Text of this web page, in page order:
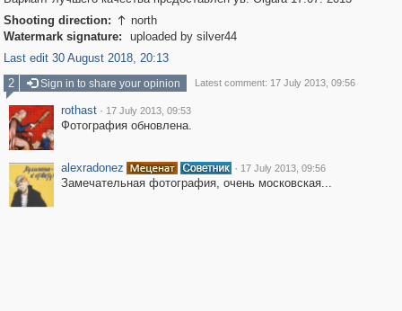
Shooting direction:  north
Watermark signature:
uploaded by silver44
Last edit 30 August 2018, 20:13
2
Sign in to share your opinion Latest comment: 17 July 2013, 09:56
rothast · 17 July 2013, 09:53
Фотография обновлена.
alexradonez · 17 July 2013, 09:56
Замечательная фотография, очень московская...